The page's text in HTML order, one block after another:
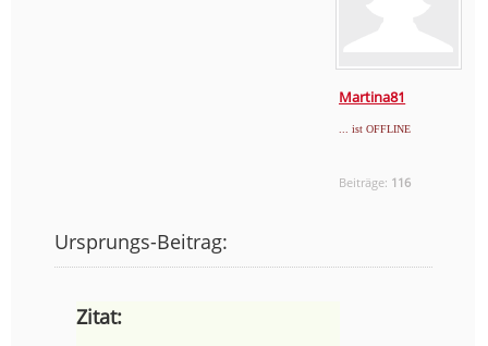
Martina81
... ist OFFLINE
Beiträge: 116
Ursprungs-Beitrag:
Zitat: